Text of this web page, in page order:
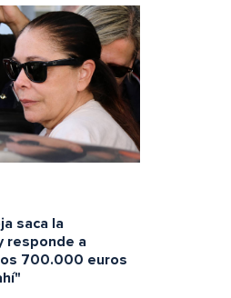
saca la
responde a
700.000 euros